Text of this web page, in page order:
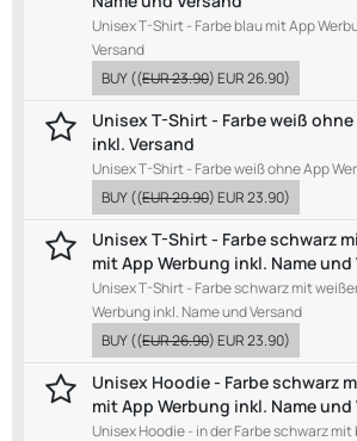
Unisex T-Shirt - Farbe blau mit App
Versand
BUY((EUR 23.90)EUR 26.90)
Unisex T-Shirt - Farbe weiß
inkl. Versand
Unisex T-Shirt - Farbe weiß ohne App
BUY((EUR 29.90)EUR 23.90)
Unisex T-Shirt - Farbe schwarz
mit App Werbung inkl. Name und
Unisex T-Shirt - Farbe schwarz mit
Werbung inkl. Name und Versand
BUY((EUR 26.90)EUR 23.90)
Unisex Hoodie - Farbe schwarz
mit App Werbung inkl. Name und
Unisex Hoodie - in der Farbe schwarz